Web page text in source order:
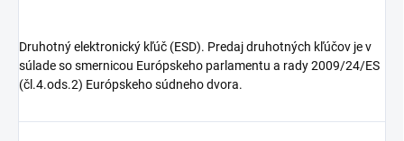
Druhotný elektronický kľúč (ESD). Predaj druhotných kľúčov je v
súlade so smernicou Európskeho parlamentu a rady 2009/24/ES
(čl.4.ods.2) Európskeho súdneho dvora.